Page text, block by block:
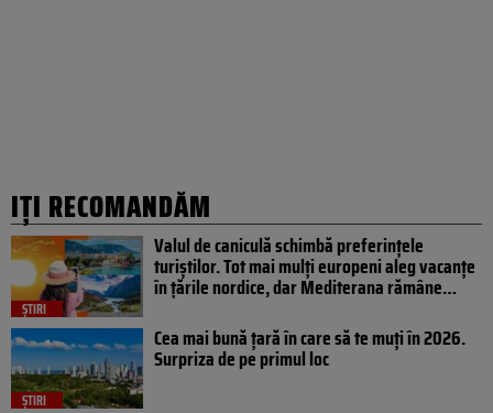
IȚI RECOMANDĂM
ȘTIRI
Valul de caniculă schimbă preferințele
turiștilor. Tot mai mulți europeni aleg vacanțe
în țările nordice, dar Mediterana rămâne…
ȘTIRI
Cea mai bună țară în care să te muți în 2026.
Surpriza de pe primul loc